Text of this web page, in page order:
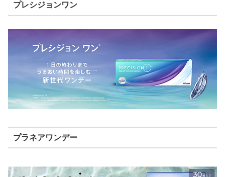
プレシジョンワン
プラネアワンデー